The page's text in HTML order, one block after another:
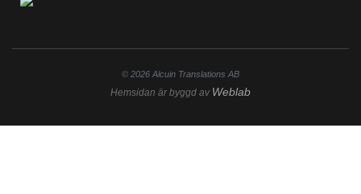
© 2026 Alcuin Translations AB
Hemsidan är byggd av Weblab